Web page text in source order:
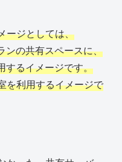
ージとしては、
ンの共有スペースに、
するイメージです。
を利用するイメージで